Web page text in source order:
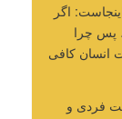
اگر
پس چرا
انسان کافی